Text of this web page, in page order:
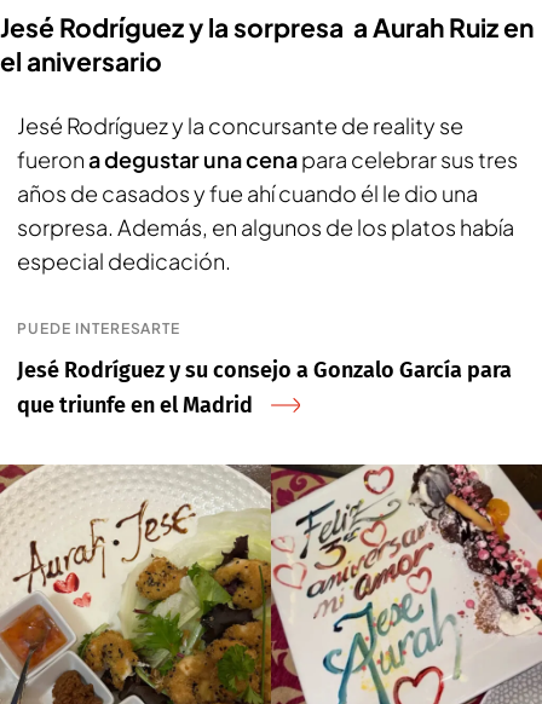
Jesé Rodríguez y la sorpresa a Aurah Ruiz en
el aniversario
Jesé Rodríguez y la concursante de reality se
fuerona degustar una cenapara celebrar sus tres
años de casados y fue ahí cuando él le dio una
sorpresa. Además, en algunos de los platos había
especial dedicación.
PUEDE INTERESARTE
Jesé Rodríguez y su consejo a Gonzalo García para
que triunfe en el Madrid